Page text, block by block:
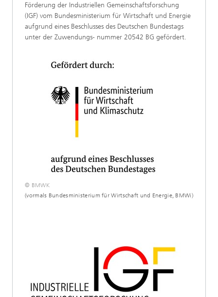
Förderung der Industriellen Gemeinschaftsforschung
(IGF) vom Bundesministerium für Wirtschaft und Energie
aufgrund eines Beschlusses des Deutschen Bundestags
unter der Zuwendungs- nummer 20542 BG gefördert.
© BMWK
(vormals Bundesministerium für Wirtschaft und Energie, BMWi)